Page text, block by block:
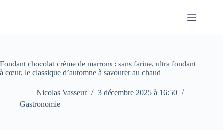
Fondant chocolat-crème de marrons : sans farine, ultra fondant
à cœur, le classique d’automne à savourer au chaud
Nicolas Vasseur
3 décembre 2025 à 16:50
Gastronomie